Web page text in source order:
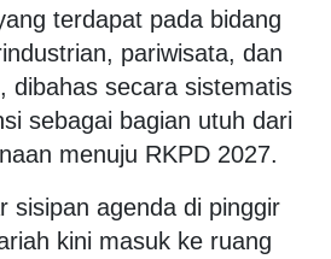
terdapat pada bidang
pariwisata, dan
dibahas secara sistematis
sebagai bagian utuh dari
menuju RKPD 2027.
sisipan agenda di pinggir
kini masuk ke ruang